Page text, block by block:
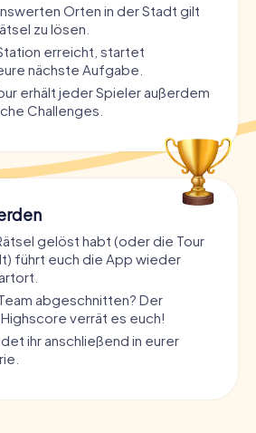
Orten in der Stadt gilt
zu lösen.
erreicht, startet
nächste Aufgabe.
erhält jeder Spieler außerdem
Challenges.
gelöst habt (oder die Tour
führt euch die App wieder
abgeschnitten? Der
verrät es euch!
ihr anschließend in eurer